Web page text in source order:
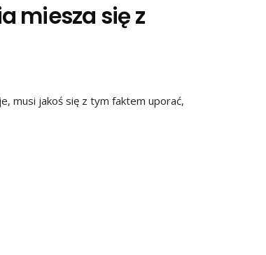
miesza się z
musi jakoś się z tym faktem uporać,